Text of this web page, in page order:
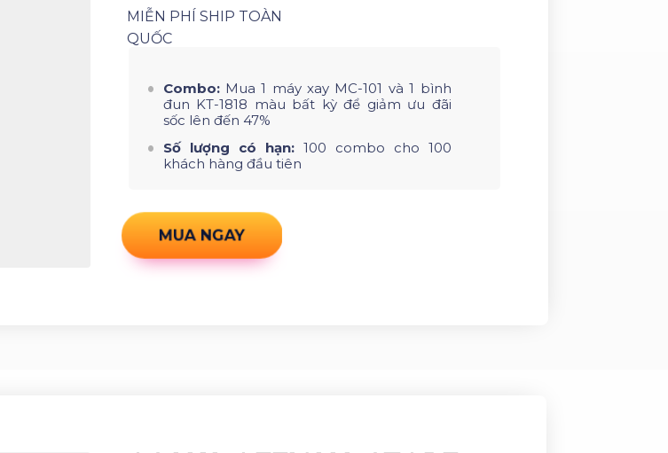
MUA NGAY
Combo:Mua 1 máy xay MC-101 và 1 bình
đun KT-1818 màu bất kỳ để giảm ưu đãi
sốc lên đến 47%
Số lượng có hạn: 100 combo cho 100
khách hàng đầu tiên
MIỄN PHÍ SHIP TOÀN
QUỐC